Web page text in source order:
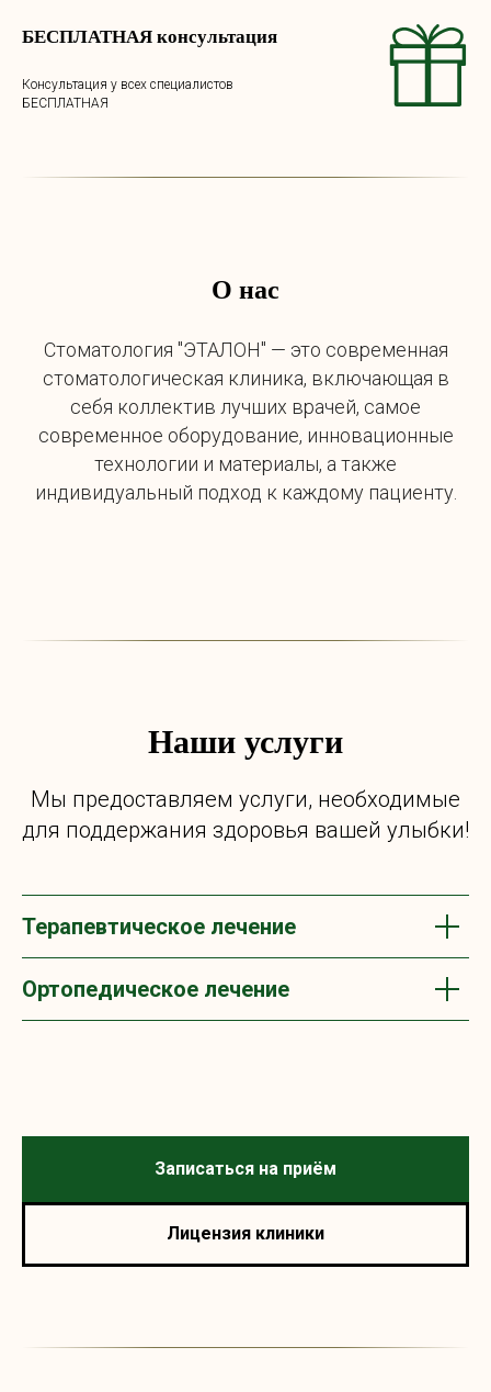
БЕСПЛАТНАЯ консультация
Консультация у всех специалистов
БЕСПЛАТНАЯ
О нас
Стоматология "ЭТАЛОН" — это современная
стоматологическая клиника, включающая в
себя коллектив лучших врачей, самое
современное оборудование, инновационные
технологии и материалы, а также
индивидуальный подход к каждому пациенту.
Наши услуги
Мы предоставляем услуги, необходимые
для поддержания здоровья вашей улыбки!
Терапевтическое лечение
Ортопедическое лечение
Записаться на приём
Лицензия клиники